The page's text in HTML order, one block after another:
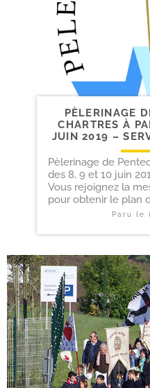
PÈLERINAGE
CHARTRES À
JUIN 2019 –
Pèlerinage de
des 8, 9 et 10 juin
Vous rejoignez la
pour obtenir le plan
Paru le